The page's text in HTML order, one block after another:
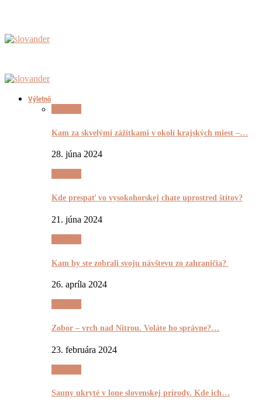
Výletnô
Kam za skvelými zážitkami v okolí krajských miest –…
28. júna 2024
Kde prespať vo vysokohorskej chate uprostred štítov?
21. júna 2024
Kam by ste zobrali svoju návštevu zo zahraničia?
26. apríla 2024
Zobor – vrch nad Nitrou. Voláte ho správne?…
23. februára 2024
Sauny ukryté v lone slovenskej prírody. Kde ich…